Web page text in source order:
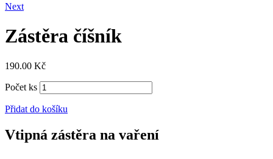
Next
Zástěra číšník
190.00 Kč
Počet ks
Přidat do košíku
Vtipná zástěra na vaření